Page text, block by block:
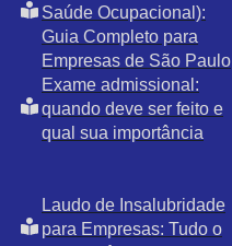
Saúde Ocupacional):
Guia Completo para
Empresas de São Paulo
Exame admissional:
quando deve ser feito e
qual sua importância
Laudo de Insalubridade
para Empresas: Tudo o